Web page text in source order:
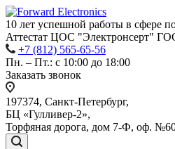
10 лет успешной работы в сфере
Аттестат ЦОС "Электронсерт"
+7 (812) 565-65-56
Пн. – Пт.: с 10:00 до 18:00
Заказать звонок
197374, Санкт-Петербург,
БЦ «Гулливер-2»,
Торфяная дорога, дом 7-Ф, оф.